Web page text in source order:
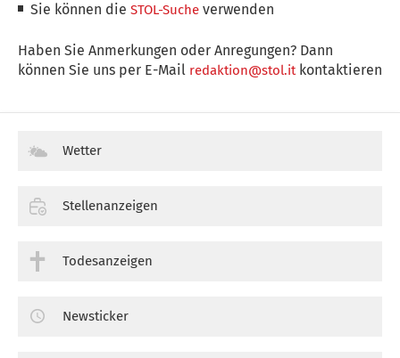
Sie können dieSTOL-Suche verwenden
Haben Sie Anmerkungen oder Anregungen? Dann
können Sie uns per E-Mail redaktion@stol.itkontaktieren
Wetter
Stellenanzeigen
Todesanzeigen
Newsticker